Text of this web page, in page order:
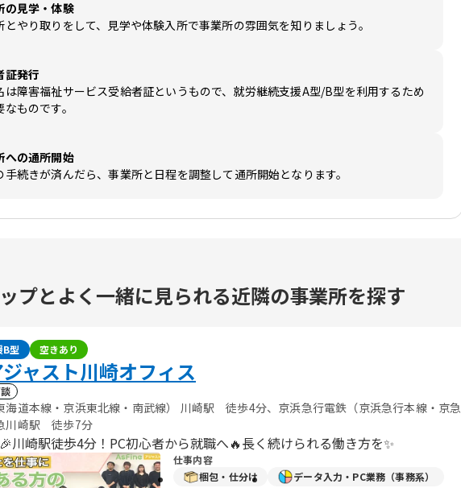
の見学・体験
とやり取りをして、見学や体験入所で事業所の雰囲気を知りましょう。
証発行
は障害福祉サービス受給者証というもので、就労継続支援A型/B型を利用するため
なものです。
への通所開始
手続きが済んだら、事業所と日程を調整して通所開始となります。
プとよく一緒に見られる近隣の事業所を探す
B型 空きあり
ャスト川崎オフィス
海道本線・京浜東北線・南武線） 川崎駅 徒歩4分、京浜急行電鉄（京浜急行本線・京急
川崎駅 徒歩7分
川崎駅徒歩4分！PC初心者から就職へ🔥長く続けられる働き方を✨️
仕事内容
梱包・仕分け
データ入力・PC業務（事務系）